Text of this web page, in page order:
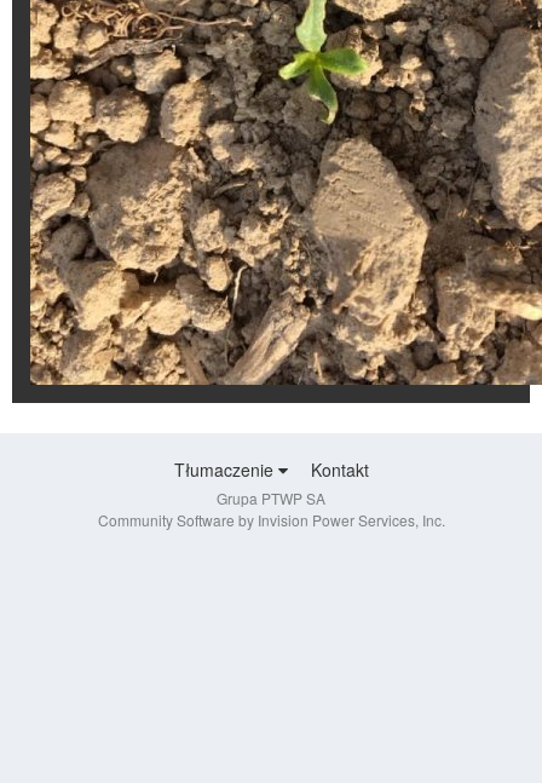
Tłumaczenie Kontakt
Grupa PTWP SA
Community Software by Invision Power Services, Inc.